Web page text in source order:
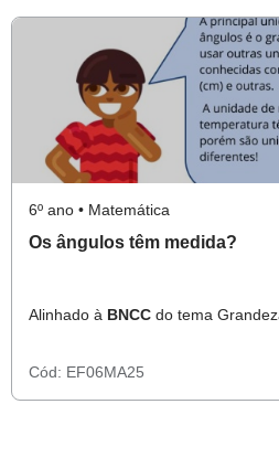
6º ano • Matemática
Os ângulos têm medida?
Alinhado à BNCC do tema
Cód: EF06MA25